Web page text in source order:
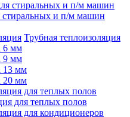
и п/м машин
Трубная теплоизоляция
6 мм
9 мм
13 мм
20 мм
для теплых полов